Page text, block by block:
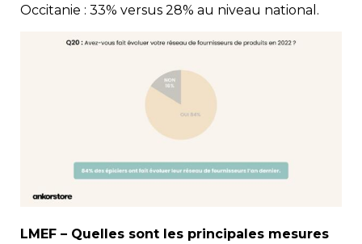
Occitanie : 33% versus 28% au niveau national.
LMEF – Quelles sont les principales mesures